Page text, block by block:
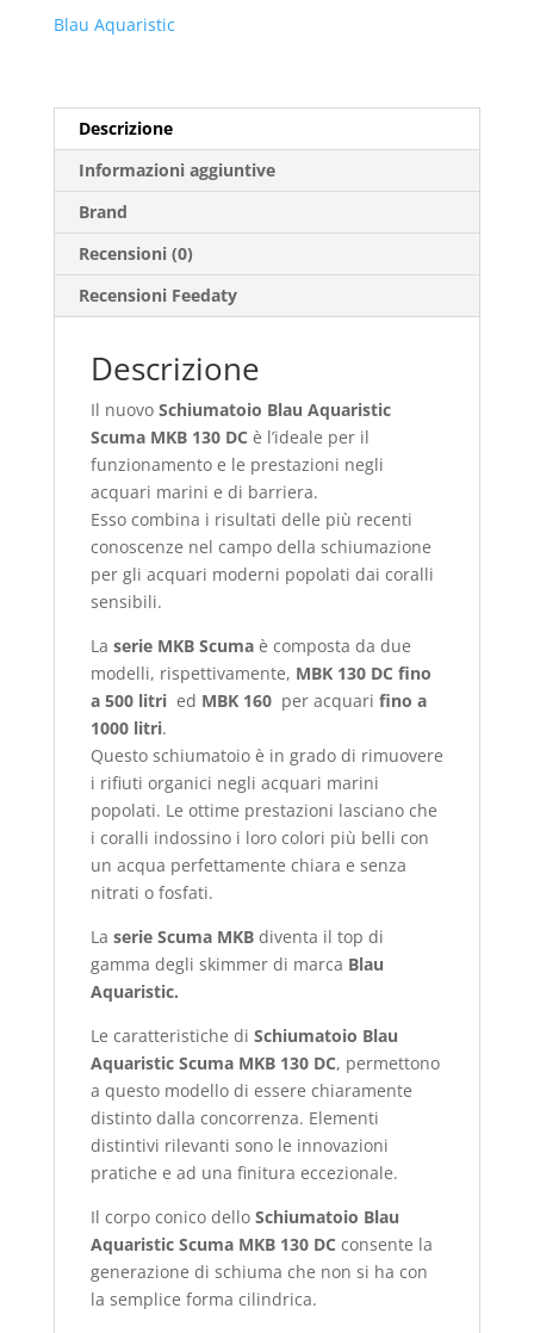
quantità
Blau Aquaristic
Descrizione
Informazioni aggiuntive
Brand
Recensioni (0)
Recensioni Feedaty
Descrizione
Il nuovoSchiumatoio Blau Aquaristic
Scuma MKB 130 DC è l’ideale per il
funzionamento e le prestazioni negli
acquari marini e di barriera.
Esso combina i risultati delle più recenti
conoscenze nel campo della schiumazione
per gli acquari moderni popolati dai coralli
sensibili.
La serie MKB Scumaè composta da due
modelli, rispettivamente, MBK 130 DC fino
a 500 litri ed MBK 160per acquari fino a
1000 litri.
Questo schiumatoio è in grado di rimuovere
i rifiuti organici negli acquari marini
popolati. Le ottime prestazioni lasciano che
i coralli indossino i loro colori più belli con
un acqua perfettamente chiara e senza
nitrati o fosfati.
La serie Scuma MKBdiventa il top di
gamma degli skimmer di marca Blau
Aquaristic.
Le caratteristiche di Schiumatoio Blau
Aquaristic Scuma MKB 130 DC, permettono
a questo modello di essere chiaramente
distinto dalla concorrenza. Elementi
distintivi rilevanti sono le innovazioni
pratiche e ad una finitura eccezionale.
Il corpo conico dello Schiumatoio Blau
Aquaristic Scuma MKB 130 DC consente la
generazione di schiuma che non si ha con
la semplice forma cilindrica.